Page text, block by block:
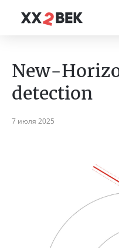
New-
detection
7 июля 2025